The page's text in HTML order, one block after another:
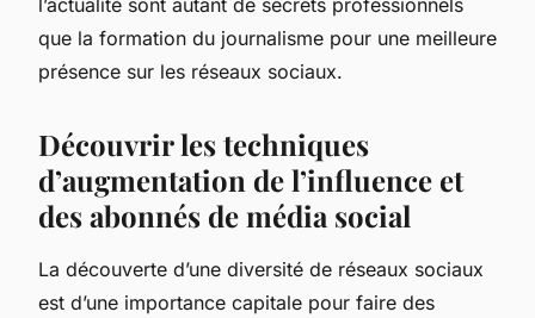
que la formation du journalisme pour une meilleure
présence sur les réseaux sociaux.
Découvrir les techniques
d’augmentation de l’influence et
des abonnés de média social
La découverte d’une diversité de réseaux sociaux
est d’une importance capitale pour faire des